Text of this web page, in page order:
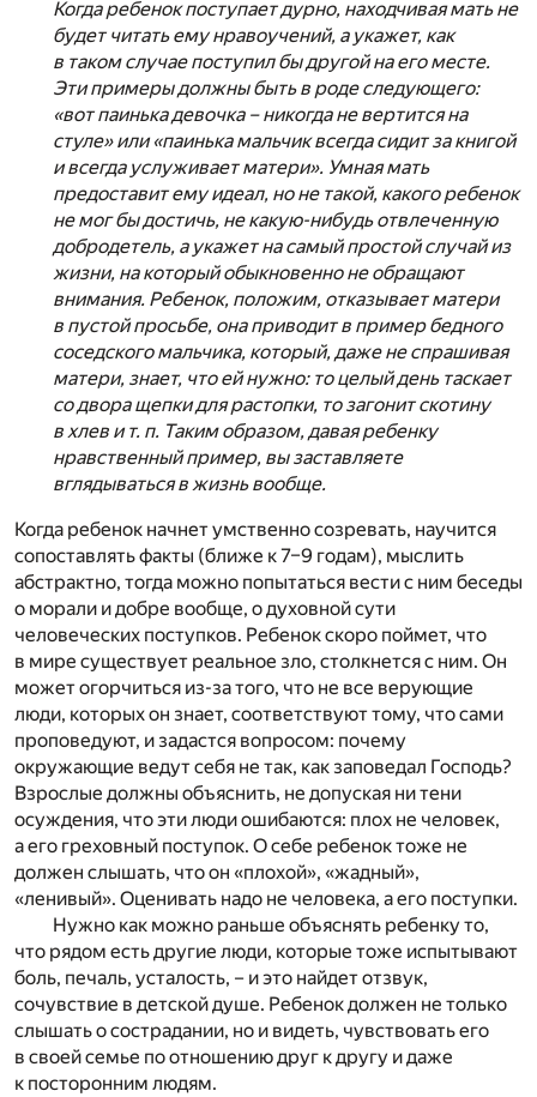
Когда ребенок поступает дурно, находчивая мать не
будет читать ему нравоучений, а укажет, как
в таком случае поступил бы другой на его месте.
Эти примеры должны быть в роде следующего:
«вот паинька девочка – никогда не вертится на
стуле» или «паинька мальчик всегда сидит за книгой
и всегда услуживает матери». Умная мать
предоставит ему идеал, но не такой, какого ребенок
не мог бы достичь, не какую-нибудь отвлеченную
добродетель, а укажет на самый простой случай из
жизни, на который обыкновенно не обращают
внимания. Ребенок, положим, отказывает матери
в пустой просьбе, она приводит в пример бедного
соседского мальчика, который, даже не спрашивая
матери, знает, что ей нужно: то целый день таскает
со двора щепки для растопки, то загонит скотину
в хлев и т. п. Таким образом, давая ребенку
нравственный пример, вы заставляете
вглядываться в жизнь вообще.
Когда ребенок начнет умственно созревать, научится
сопоставлять факты (ближе к 7–9 годам), мыслить
абстрактно, тогда можно попытаться вести с ним беседы
о морали и добре вообще, о духовной сути
человеческих поступков. Ребенок скоро поймет, что
в мире существует реальное зло, столкнется с ним. Он
может огорчиться из-за того, что не все верующие
люди, которых он знает, соответствуют тому, что сами
проповедуют, и задастся вопросом: почему
окружающие ведут себя не так, как заповедал Господь?
Взрослые должны объяснить, не допуская ни тени
осуждения, что эти люди ошибаются: плох не человек,
а его греховный поступок. О себе ребенок тоже не
должен слышать, что он «плохой», «жадный»,
«ленивый». Оценивать надо не человека, а его поступки.
Нужно как можно раньше объяснять ребенку то,
что рядом есть другие люди, которые тоже испытывают
боль, печаль, усталость, – и это найдет отзвук,
сочувствие в детской душе. Ребенок должен не только
слышать о сострадании, но и видеть, чувствовать его
в своей семье по отношению друг к другу и даже
к посторонним людям.